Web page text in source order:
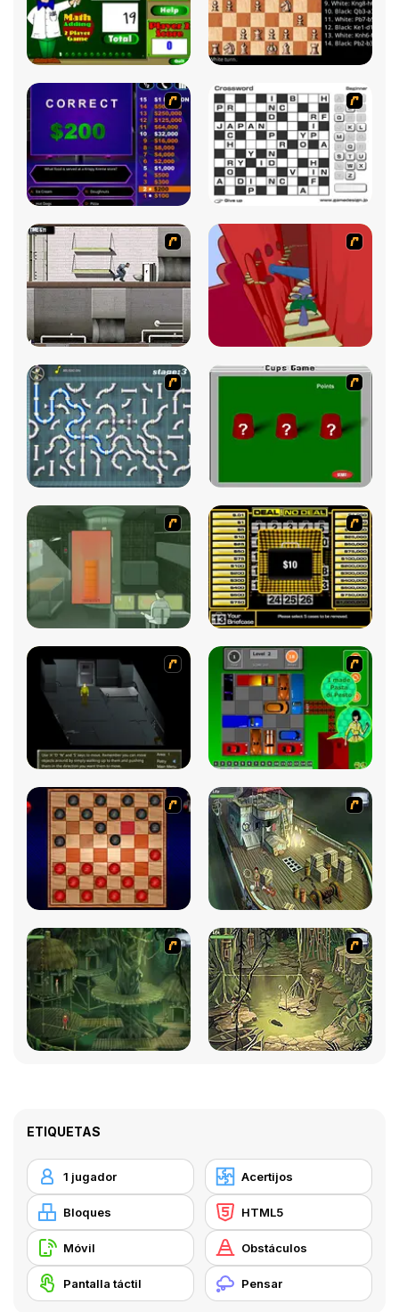
ETIQUETAS
1 jugador Acertijos
Bloques HTML5
Móvil Obstáculos
Pantalla táctil Pensar